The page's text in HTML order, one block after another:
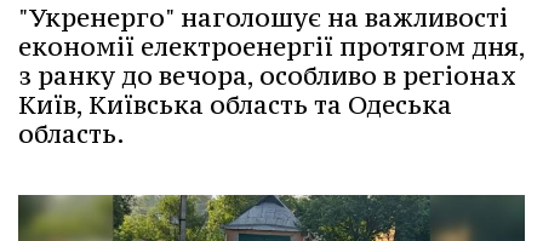
"Укренерго" наголошує на важливості
економії електроенергії протягом дня,
з ранку до вечора, особливо в регіонах
Київ, Київська область та Одеська
область.